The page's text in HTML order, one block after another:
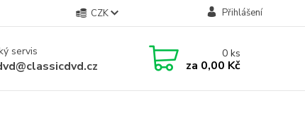
CZK Přihlášení
servis 0ks
za 0,00 Kč